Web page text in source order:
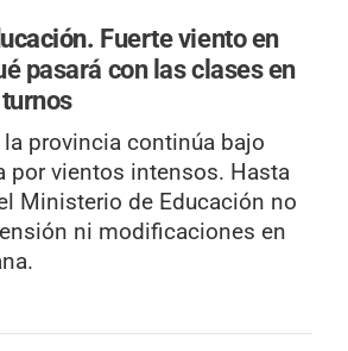
Fuerte viento en
pasará con las clases en
la provincia continúa bajo
por vientos intensos. Hasta
Ministerio de Educación no
ni modificaciones en